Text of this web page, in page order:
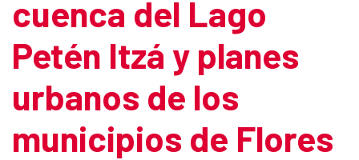
cuenca del Lago
Petén Itzá y planes
urbanos de los
municipios de Flores